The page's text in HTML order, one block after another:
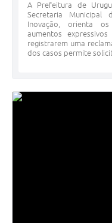
A Prefeitura de
Secretaria Municipal
Inovação, orienta
aumentos
registrarem uma
dos casos permite